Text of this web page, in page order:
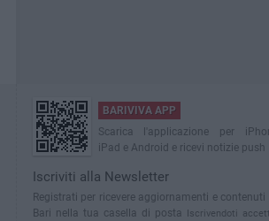
BARIVIVA APP
Scarica l'applicazione per
iPad e Android e ricevi notizie push
Iscriviti alla Newsletter
Registrati per ricevere aggiornamenti e contenuti
Bari nella tua casella di posta
Iscrivendoti